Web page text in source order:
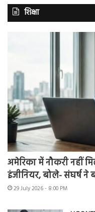
शिक्षा
अमेरिका में नौकरी नहीं
इंजीनियर, बोले- संघर्ष
29 July 2026 - 8:00 PM